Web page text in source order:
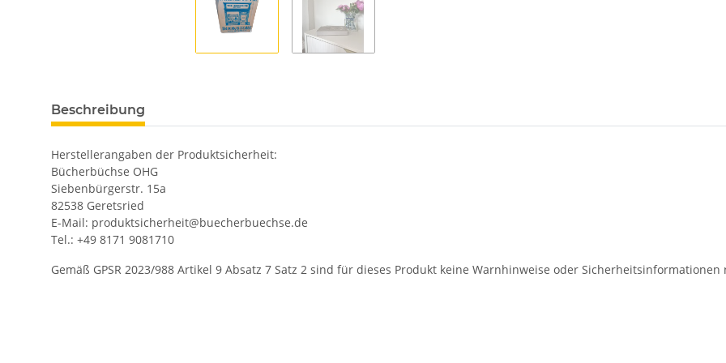
Beschreibung
Herstellerangaben der Produktsicherheit:
Bücherbüchse OHG
Siebenbürgerstr. 15a
82538 Geretsried
E-Mail: produktsicherheit@buecherbuechse.de
Tel.: +49 8171 9081710
Gemäß GPSR 2023/988 Artikel 9 Absatz 7 Satz 2 sind für dieses Produkt keine Warnhinweise oder